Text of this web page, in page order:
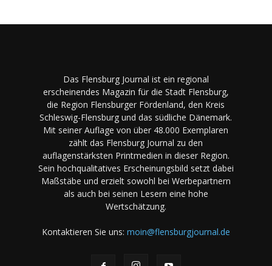
Das Flensburg Journal ist ein regional
erscheinendes Magazin für die Stadt Flensburg,
die Region Flensburger Fördenland, den Kreis
Schleswig-Flensburg und das südliche Dänemark.
Mit seiner Auflage von über 48.000 Exemplaren
zählt das Flensburg Journal zu den
auflagenstärksten Printmedien in dieser Region.
Sein hochqualitatives Erscheinungsbild setzt dabei
Maßstäbe und erzielt sowohl bei Werbepartnern
als auch bei seinen Lesern eine hohe
Wertschätzung.
Kontaktieren Sie uns: moin@flensburgjournal.de